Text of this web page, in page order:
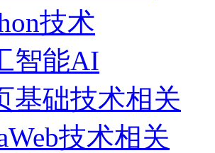
技术
智能AI
基础技术相关
技术相关